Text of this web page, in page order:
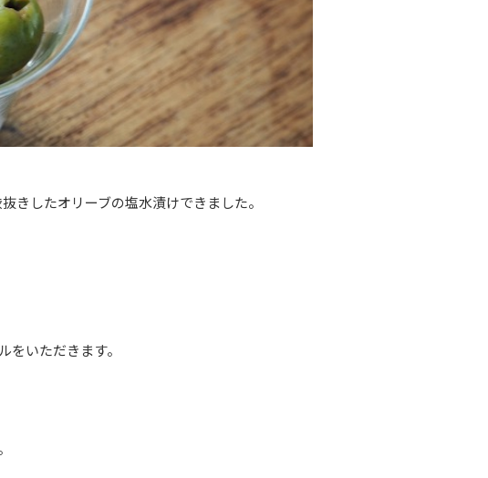
きしたオリーブの塩水漬けできました。
いただきます。